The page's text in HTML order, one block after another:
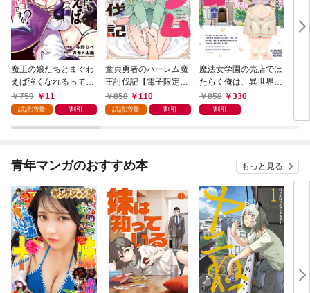
魔王の娘たちとまぐわ
えば強くなれるって本
当ですか？【特典ペー
パー付き】【カラーペ
759 11
試読増量 割引
童貞勇者のハーレム魔
王討伐記【電子限定特
典付き】 (1)
858 110
試読増量 割引
魔法女学園の売店では
たらく俺は、異世界か
ら召喚された『ハーレ
ム先生』です。 (1)
858 330
割引
っ
(1)
青年マンガのおすすめ本 もっと見る